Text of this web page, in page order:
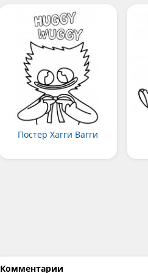
Постер Хагги Вагги
Комментарии